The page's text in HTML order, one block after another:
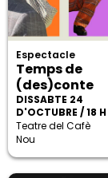
Espectacle
Temps de
(des)conte
DISSABTE 24
D'OCTUBRE / 18 H
Teatre del Cafè
Nou